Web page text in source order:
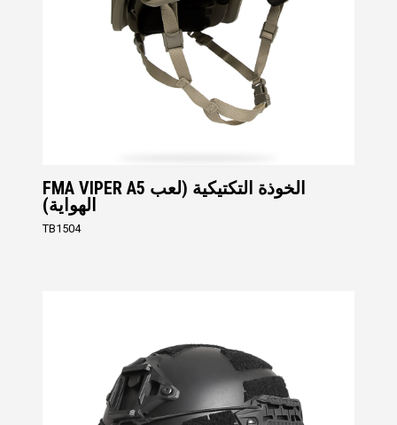
FMA VIPER A5 الخوذة التكتيكية (لعب
الهواية)
TB1504